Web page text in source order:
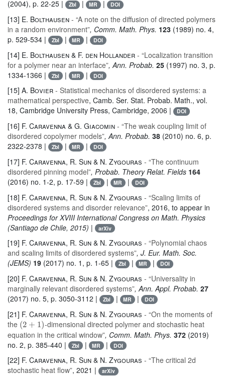
(2004), p. 22-25 | Zbl | MR | DOI
[13] E. Bolthausen - “A note on the diffusion of directed polymers
in a random environment”, Comm. Math. Phys. 123 (1989) no. 4,
p. 529-534 |
Zbl | MR | DOI
[14] E. Bolthausen & F. den Hollander - “Localization transition
for a polymer near an interface”, Ann. Probab. 25 (1997) no. 3, p.
1334-1366 |
Zbl | MR | DOI
[15] A. Bovier - Statistical mechanics of disordered systems: a
mathematical perspective, Camb. Ser. Stat. Probab. Math., vol.
18, Cambridge University Press, Cambridge, 2006 | DOI
[16] F. Caravenna & G. Giacomin - “The weak coupling limit of
disordered copolymer models”, Ann. Probab. 38 (2010) no. 6, p.
2322-2378 |
Zbl | MR | DOI
[17] F. Caravenna, R. Sun & N. Zygouras - “The continuum
disordered pinning model”, Probab. Theory Relat. Fields 164
(2016) no. 1-2, p. 17-59 |
Zbl | MR | DOI
[18] F. Caravenna, R. Sun & N. Zygouras - “Scaling limits of
disordered systems and disorder relevance”, 2016, to appear in
Proceedings for XVIII International Congress on Math. Physics
(Santiago de Chile, 2015) | arXiv
[19] F. Caravenna, R. Sun & N. Zygouras - “Polynomial chaos
and scaling limits of disordered systems”, J. Eur. Math. Soc.
(JEMS) 19 (2017) no. 1, p. 1-65 | Zbl | MR | DOI
[20] F. Caravenna, R. Sun & N. Zygouras - “Universality in
marginally relevant disordered systems”, Ann. Appl. Probab. 27
(2017) no. 5, p. 3050-3112 |
Zbl | MR | DOI
[21] F. Caravenna, R. Sun & N. Zygouras - “On the moments of
the (2 +1) -dimensional directed polymer and stochastic heat
equation in the critical window”, Comm. Math. Phys. 372 (2019)
no. 2, p. 385-440 |
Zbl | MR | DOI
[22] F. Caravenna, R. Sun & N. Zygouras - “The critical 2d
stochastic heat flow”, 2021 | arXiv